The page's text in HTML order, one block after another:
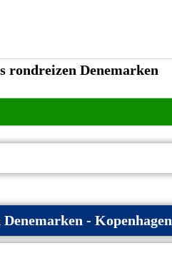
rondreizen Denemarken
- Kopenhagen